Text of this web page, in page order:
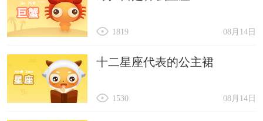
08月14日
1819
十二星座代表的公主裙
08月14日
1530